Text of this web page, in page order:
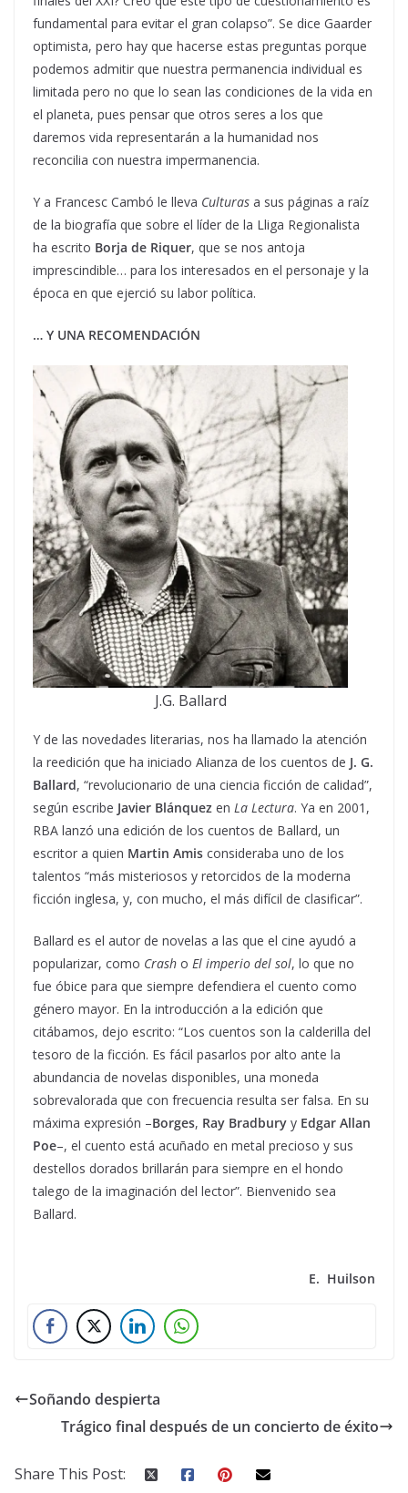
fundamental para evitar el gran colapso”. Se dice Gaarder
optimista, pero hay que hacerse estas preguntas porque
podemos admitir que nuestra permanencia individual es
limitada pero no que lo sean las condiciones de la vida en
el planeta, pues pensar que otros seres a los que
daremos vida representarán a la humanidad nos
reconcilia con nuestra impermanencia.
Y a Francesc Cambó le lleva Culturas a sus páginas a raíz
de la biografía que sobre el líder de la Lliga Regionalista
ha escrito Borja de Riquer, que se nos antoja
imprescindible… para los interesados en el personaje y la
época en que ejerció su labor política.
… Y UNA RECOMENDACIÓN
J.G. Ballard
Y de las novedades literarias, nos ha llamado la atención
la reedición que ha iniciado Alianza de los cuentos de J. G.
Ballard, “revolucionario de una ciencia ficción de calidad”,
según escribe Javier Blánquez en La Lectura. Ya en 2001,
RBA lanzó una edición de los cuentos de Ballard, un
escritor a quien Martin Amis consideraba uno de los
talentos “más misteriosos y retorcidos de la moderna
ficción inglesa, y, con mucho, el más difícil de clasificar”.
Ballard es el autor de novelas a las que el cine ayudó a
popularizar, como Crash o El imperio del sol, lo que no
fue óbice para que siempre defendiera el cuento como
género mayor. En la introducción a la edición que
citábamos, dejo escrito: “Los cuentos son la calderilla del
tesoro de la ficción. Es fácil pasarlos por alto ante la
abundancia de novelas disponibles, una moneda
sobrevalorada que con frecuencia resulta ser falsa. En su
máxima expresión –Borges, Ray Bradbury y Edgar Allan
Poe–, el cuento está acuñado en metal precioso y sus
destellos dorados brillarán para siempre en el hondo
talego de la imaginación del lector”. Bienvenido sea
Ballard.
E. Huilson
Soñando despierta
Trágico final después de un concierto de éxito
Share This Post: